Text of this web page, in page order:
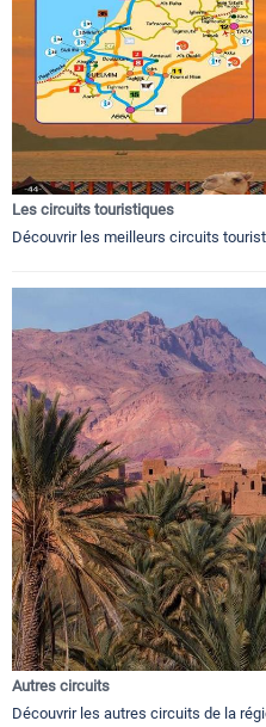
Les circuits touristiques
Découvrir les meilleurs circuits
Autres circuits
Découvrir les autres circuits de la